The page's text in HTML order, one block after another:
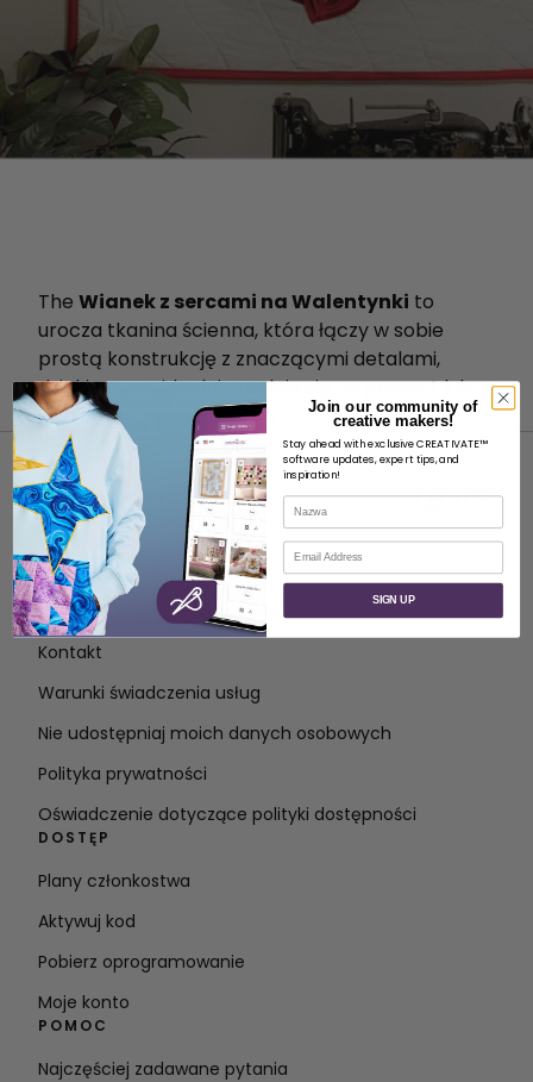
The Wianek z sercami na Walentynki to
urocza tkanina ścienna, która łączy w sobie
prostą konstrukcję z znaczącymi detalami,
dzięki czemu idealnie nadaje się na prezent lub
jako sezonowa dekoracja.
O
O SVP Worldwide
Kontakt
Warunki świadczenia usług
Nie udostępniaj moich danych osobowych
Polityka prywatności
Oświadczenie dotyczące polityki dostępności
DOSTĘP
Plany członkostwa
Aktywuj kod
Pobierz oprogramowanie
Moje konto
POMOC
Najczęściej zadawane pytania
Join our community of
creative makers!
Stay ahead with exclusive CREATIVATE™
software updates, expert tips, and
inspiration!
Nazwa
E-mail
SIGN UP